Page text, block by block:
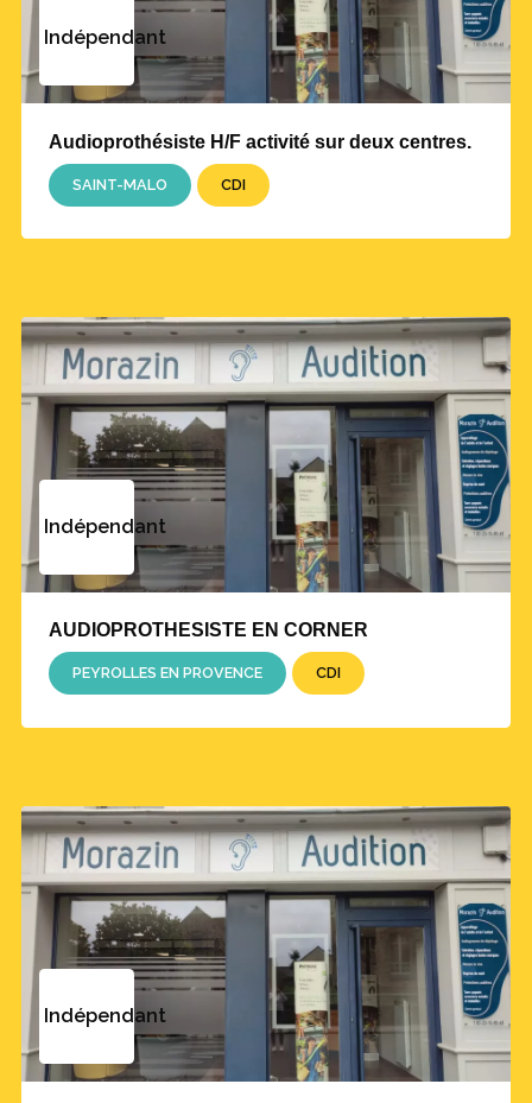
Indépendant
Audioprothésiste H/F activité sur deux centres.
SAINT-MALO CDI
Indépendant
AUDIOPROTHESISTE EN CORNER
PEYROLLES EN PROVENCE CDI
Indépendant